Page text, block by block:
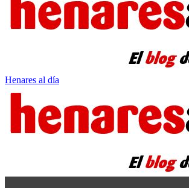
Henares al día